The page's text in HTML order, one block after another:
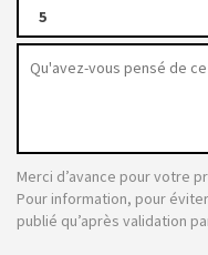
5
Merci d’avance pour votre
Pour information, pour
publié qu’après validation